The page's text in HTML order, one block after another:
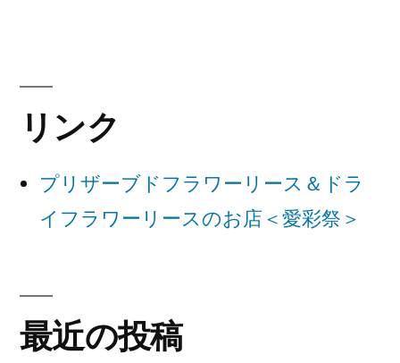
ー
シ
ョ
リンク
プリザーブドフラワーリース＆ドラ
イフラワーリースのお店＜愛彩祭＞
最近の投稿